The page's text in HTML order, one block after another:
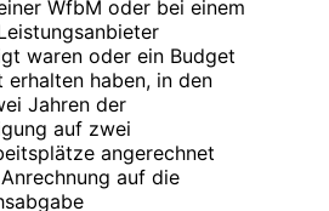
WfbM oder bei einem
waren oder ein Budget
erhalten haben, in den
Jahren der
auf zwei
angerechnet
auf die